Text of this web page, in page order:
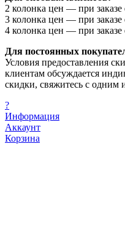
2 колонка цен — при заказе
3 колонка цен — при заказе
4 колонка цен — при заказе
Для постоянных
Условия предоставления
клиентам обсуждается
скидки, свяжитесь с одним
?
Информация
Аккаунт
Корзина